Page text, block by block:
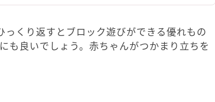
くり返すとブロック遊びができる優れもの
も良いでしょう。赤ちゃんがつかまり立ちを